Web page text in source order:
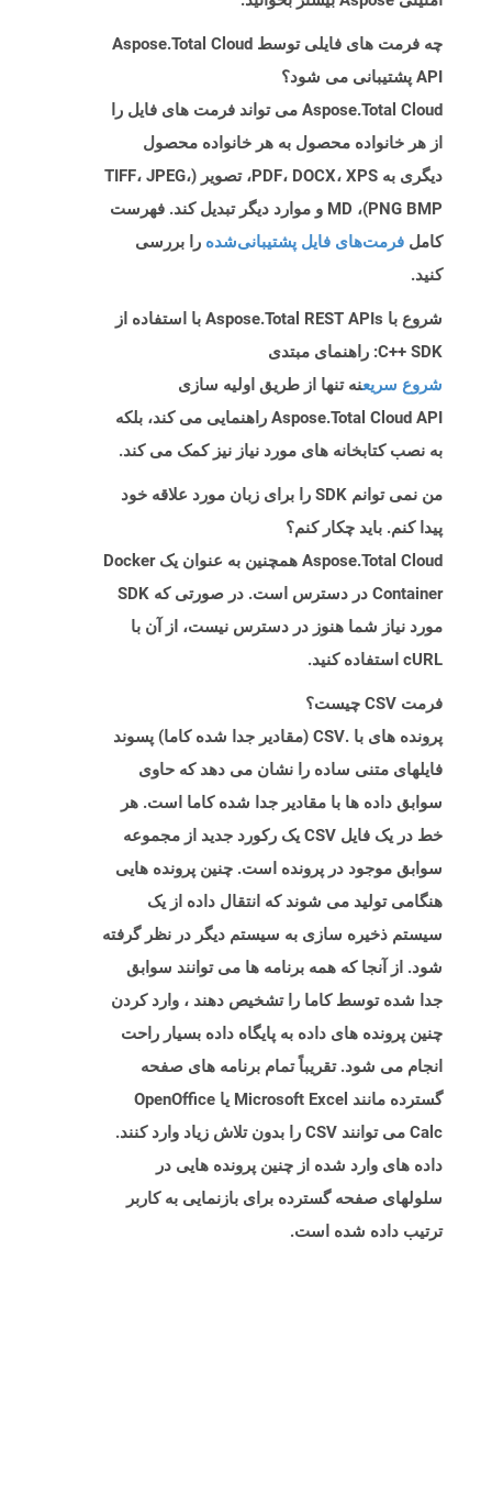
چه فرمت های فایلی توسط Aspose.Total Cloud
API پشتیبانی می شود؟
Aspose.Total Cloud می تواند فرمت های فایل را
از هر خانواده محصول به هر خانواده محصول
دیگری به PDF، DOCX، XPS، تصویر (TIFF، JPEG،
PNG BMP)، MD و موارد دیگر تبدیل کند. فهرست
کامل فرمت‌های فایل پشتیبانی‌شده را بررسی
کنید.
شروع با Aspose.Total REST APIs با استفاده از
C++ SDK: راهنمای مبتدی
شروع سریعنه تنها از طریق اولیه سازی
Aspose.Total Cloud API راهنمایی می کند، بلکه
به نصب کتابخانه های مورد نیاز نیز کمک می کند.
من نمی توانم SDK را برای زبان مورد علاقه خود
پیدا کنم. باید چکار کنم؟
Aspose.Total Cloud همچنین به عنوان یک Docker
Container در دسترس است. در صورتی که SDK
مورد نیاز شما هنوز در دسترس نیست، از آن با
cURL استفاده کنید.
فرمت CSV چیست؟
پرونده های با .CSV (مقادیر جدا شده کاما) پسوند
فایلهای متنی ساده را نشان می دهد که حاوی
سوابق داده ها با مقادیر جدا شده کاما است. هر
خط در یک فایل CSV یک رکورد جدید از مجموعه
سوابق موجود در پرونده است. چنین پرونده هایی
هنگامی تولید می شوند که انتقال داده از یک
سیستم ذخیره سازی به سیستم دیگر در نظر گرفته
شود. از آنجا که همه برنامه ها می توانند سوابق
جدا شده توسط کاما را تشخیص دهند ، وارد کردن
چنین پرونده های داده به پایگاه داده بسیار راحت
انجام می شود. تقریباً تمام برنامه های صفحه
گسترده مانند Microsoft Excel یا OpenOffice
Calc می توانند CSV را بدون تلاش زیاد وارد کنند.
داده های وارد شده از چنین پرونده هایی در
سلولهای صفحه گسترده برای بازنمایی به کاربر
ترتیب داده شده است.